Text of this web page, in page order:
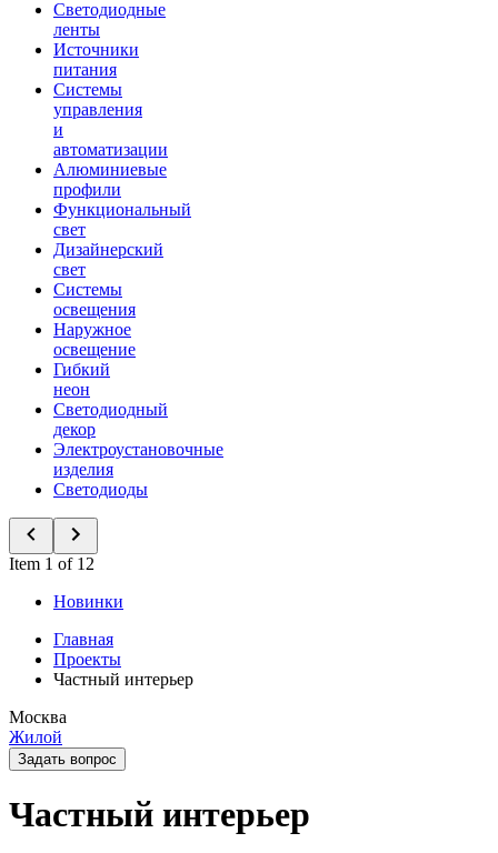
Светодиодные
ленты
Источники
питания
Системы
управления
и
автоматизации
Алюминиевые
профили
Функциональный
свет
Дизайнерский
свет
Системы
освещения
Наружное
освещение
Гибкий
неон
Светодиодный
декор
Электроустановочные
изделия
Светодиоды
Item 1 of 12
Новинки
Главная
Проекты
Частный интерьер
Москва
Жилой
Задать вопрос
Частный интерьер